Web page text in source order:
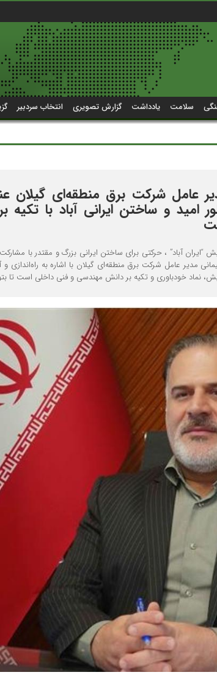
سلامت یادداشت گزارش تصویری انتخاب سردبیر
عامل شرکت برق منطقه‌ای گیلان
امید و ساختن ایرانی آباد با
“ایران آباد” ، حرکتی برای ساختن ایرانی بزرگ و مقتدر با
مدیر عامل شرکت برق منطقه‌ای گیلان با اشاره به راه‌اندازی
نماد خودباوری و تکیه بر دانش مهندسی و فنی داخلی است تا